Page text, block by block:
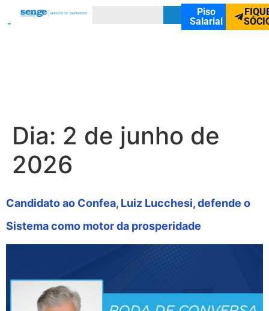
Piso
Salarial
Dia: 2 de junho de
2026
Candidato ao Confea, Luiz Lucchesi, defende o
Sistema como motor da prosperidade